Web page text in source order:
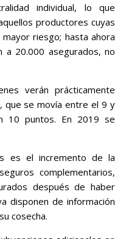
individual, lo que
productores cuyas
riesgo; hasta ahora
20.000 asegurados, no
verán prácticamente
que se movía entre el 9 y
10 puntos. En 2019 se
es el incremento de la
complementarios,
después de haber
disponen de información
cosecha.